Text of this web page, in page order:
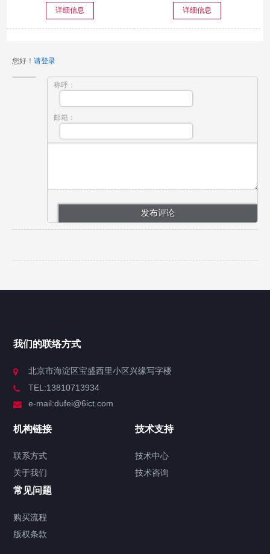
详细信息 详细信息
您好！ 请登录
称呼：
邮箱：
我们的联络方式
北京市海淀区宝盛西里小区兴缘写字楼
TEL:13810713934
e-mail:dufei@6ict.com
机构链接
联系方式
关于我们
技术支持
技术中心
技术咨询
常见问题
购买流程
版权条款